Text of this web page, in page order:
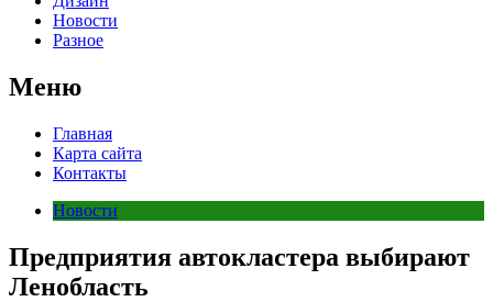
Новости
Разное
Меню
Главная
Карта сайта
Контакты
Новости
Предприятия автокластера выбирают
Ленобласть